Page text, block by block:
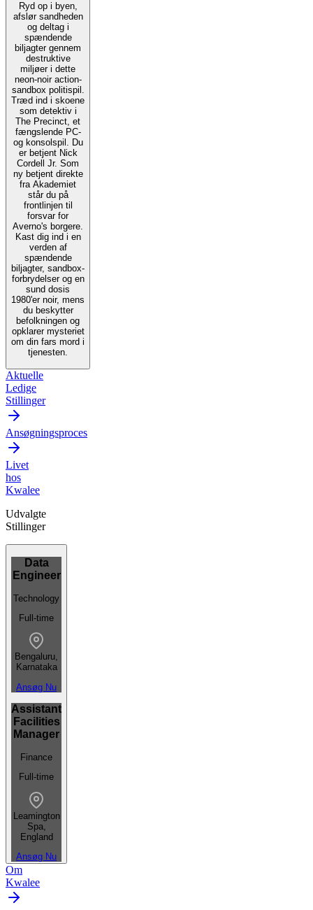
Ryd op i byen,
afslør sandheden
og deltag i
spændende
biljagter gennem
destruktive
miljøer i dette
neon-noir action-
sandbox politispil.
Træd ind i skoene
som detektiv i
The Precinct, et
fængslende PC-
og konsolspil. Du
er betjent Nick
Cordell Jr. Som
ny betjent direkte
fra Akademiet
står du på
frontlinjen til
forsvar for
Averno's borgere.
Kast dig ind i en
verden af
spændende
biljagter, sandbox-
forbrydelser og en
sund dosis
1980'er noir, mens
du beskytter
befolkningen og
opklarer mysteriet
om din fars mord i
tjenesten.
Aktuelle
Ledige
Stillinger
Ansøgningsproces
Livet
hos
Kwalee
Udvalgte
Stillinger
Data
Engineer
Technology
Full-time
Bengaluru,
Karnataka
Ansøg Nu
Assistant
Facilities
Manager
Finance
Full-time
Leamington
Spa,
England
Ansøg Nu
Om
Kwalee